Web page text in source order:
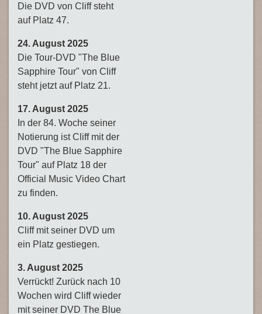
Die DVD von Cliff steht
auf Platz 47.
24. August 2025
Die Tour-DVD "The Blue
Sapphire Tour" von Cliff
steht jetzt auf Platz 21.
17. August 2025
In der 84. Woche seiner
Notierung ist Cliff mit der
DVD "The Blue Sapphire
Tour" auf Platz 18 der
Official Music Video Chart
zu finden.
10. August 2025
Cliff mit seiner DVD um
ein Platz gestiegen.
3. August 2025
Verrückt! Zurück nach 10
Wochen wird Cliff wieder
mit seiner DVD The Blue